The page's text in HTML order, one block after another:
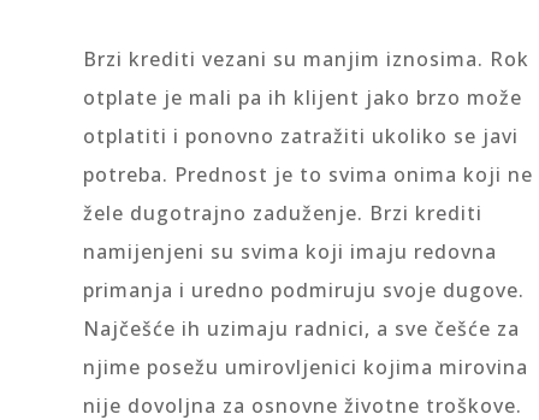
Brzi krediti vezani su manjim iznosima. Rok
otplate je mali pa ih klijent jako brzo može
otplatiti i ponovno zatražiti ukoliko se javi
potreba. Prednost je to svima onima koji ne
žele dugotrajno zaduženje. Brzi krediti
namijenjeni su svima koji imaju redovna
primanja i uredno podmiruju svoje dugove.
Najčešće ih uzimaju radnici, a sve češće za
njime posežu umirovljenici kojima mirovina
nije dovoljna za osnovne životne troškove.